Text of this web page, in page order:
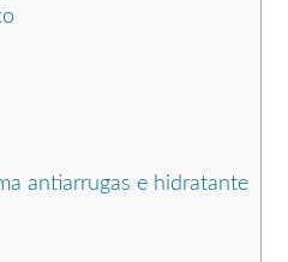
antiarrugas e hidratante